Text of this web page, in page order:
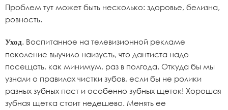
Проблем тут может быть несколько: здоровье, белизна,
ровность.
Уход. Воспитанное на телевизионной рекламе
поколение выучило наизусть, что дантиста надо
посещать, как минимум, раз в полгода. Откуда бы мы
узнали о правилах чистки зубов, если бы не ролики
разных зубных паст и особенно зубных щеток! Хорошая
зубная щетка стоит недешево. Менять ее